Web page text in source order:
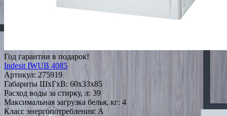
Год гарантии в подарок!
Indesit IWUB 4085
Артикул: 275919
Габариты ШxГxВ: 60x33x85
Расход воды за стирку, л: 39
Максимальная загрузка белья, кг: 4
Класс энергопотребления: A